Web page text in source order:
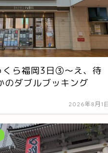
くら福岡3日③～え、待
のダブルブッキング
2026年8月1